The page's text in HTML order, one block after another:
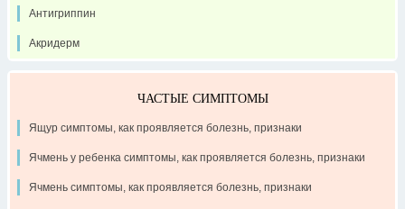
Антигриппин
Акридерм
ЧАСТЫЕ СИМПТОМЫ
Ящур симптомы, как проявляется болезнь, признаки
Ячмень у ребенка симптомы, как проявляется болезнь, признаки
Ячмень симптомы, как проявляется болезнь, признаки